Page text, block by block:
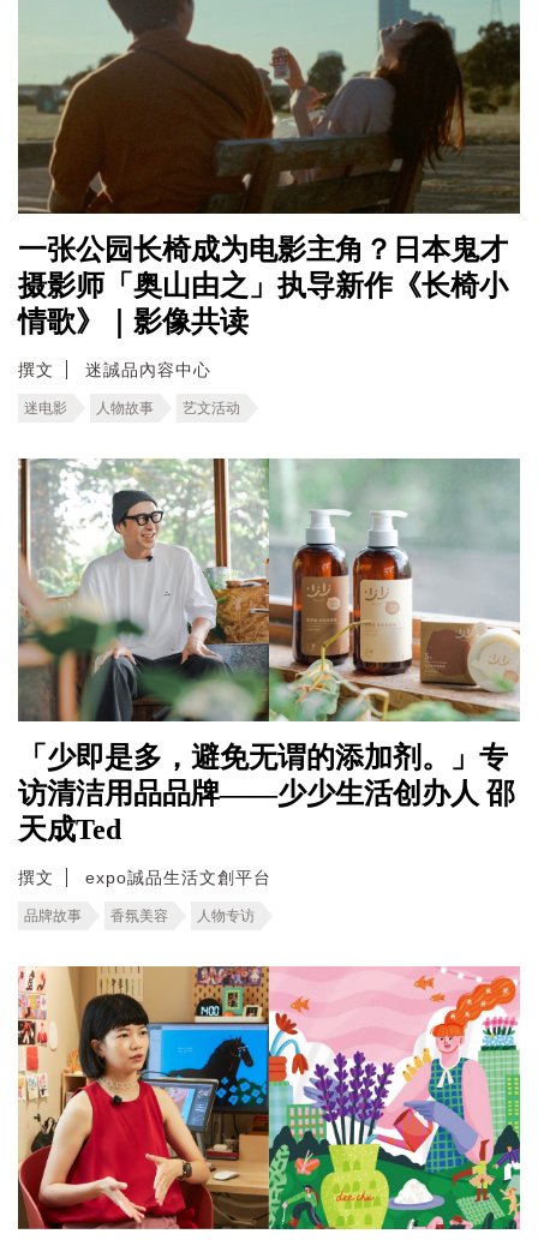
一张公园长椅成为电影主角？日本鬼才
摄影师「奥山由之」执导新作《长椅小
情歌》｜影像共读
撰文 迷誠品內容中心
迷电影 人物故事 艺文活动
「少即是多，避免无谓的添加剂。」专
访清洁用品品牌——少少生活创办人 邵
天成Ted
撰文 expo誠品生活文創平台
品牌故事 香氛美容 人物专访